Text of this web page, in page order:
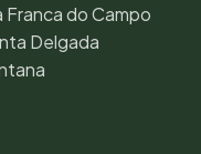
Franca do Campo
Delgada